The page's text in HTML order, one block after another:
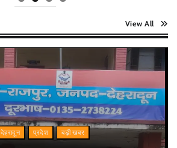
View All
देहरादून प्रदेश बड़ी खबर